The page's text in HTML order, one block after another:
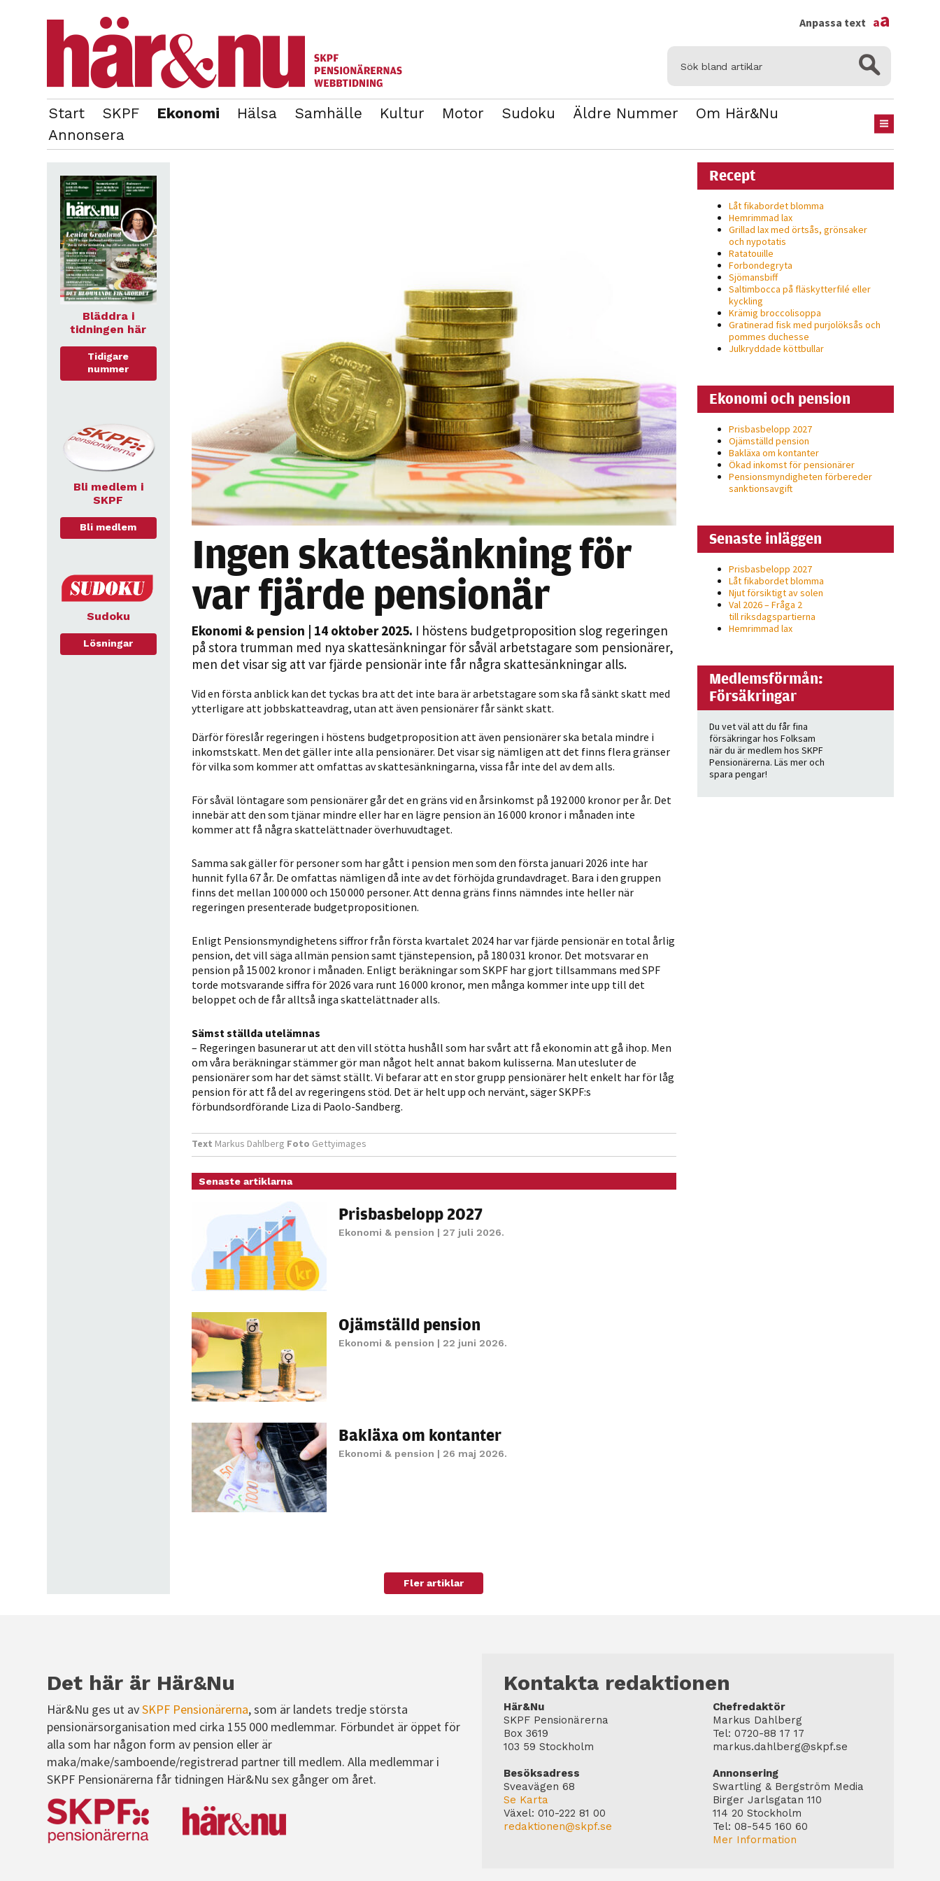
Start SKPF Ekonomi Hälsa Samhälle Kultur Motor Sudoku Äldre Nummer
Om Här&Nu
Annonsera
OM REDAKTIONEN
Anpassa text aa
Ingen skattesänkning för
var fjärde pensionär
Ekonomi & pension | 14 oktober 2025. I höstens budgetproposition slog regeringen
på stora trumman med nya skattesänkningar för såväl arbetstagare som pensionärer,
men det visar sig att var fjärde pensionär inte får några skatte­sänkningar alls.
Vid en första anblick kan det tyckas bra att det inte bara är arbetstagare som ska få sänkt skatt med
ytterligare att jobbskatte­avdrag, utan att även pensionärer får sänkt skatt.
Därför föreslår regeringen i höstens budgetproposition att även pensionärer ska betala mindre i
inkomstskatt. Men det gäller inte alla pensionärer. Det visar sig nämligen att det finns flera gränser
för vilka som kommer att omfattas av skattesänkningarna, vissa får inte del av dem alls.
För såväl löntagare som pensionärer går det en gräns vid en årsinkomst på 192 000 kronor per år. Det
innebär att den som tjänar mindre eller har en lägre pension än 16 000 kronor i månaden inte
kommer att få några skattelättnader överhuvudtaget.
Samma sak gäller för personer som har gått i pension men som den första januari 2026 inte har
hunnit fylla 67 år. De omfattas nämligen då inte av det förhöjda grundavdraget. Bara i den gruppen
finns det mellan 100 000 och 150 000 personer. Att denna gräns finns nämndes inte heller när
regeringen presenterade budgetpropositionen.
Enligt Pensionsmyndighetens siffror från första kvartalet 2024 har var fjärde pensionär en total årlig
pension, det vill säga allmän pension samt tjänstepension, på 180 031 kronor. Det motsvarar en
pension på 15 002 kronor i månaden. Enligt beräkningar som SKPF har gjort tillsammans med SPF
torde motsvarande siffra för 2026 vara runt 16 000 kronor, men många kommer inte upp till det
beloppet och de får alltså inga skattelättnader alls.
Sämst ställda utelämnas
– Regeringen basunerar ut att den vill stötta hushåll som har svårt att få ekonomin att gå ihop. Men
om våra beräkningar stämmer gör man något helt annat bakom kulisserna. Man utesluter de
pensionärer som har det sämst ställt. Vi befarar att en stor grupp pensionärer helt enkelt har för låg
pension för att få del av regeringens stöd. Det är helt upp och nervänt, säger SKPF:s
förbundsordförande Liza di Paolo-Sandberg.
Text Markus Dahlberg Foto Gettyimages
Senaste artiklarna
Prisbasbelopp 2027
Ekonomi & pension | 27 juli 2026.
Ojämställd pension
Ekonomi & pension | 22 juni 2026.
Bakläxa om kontanter
Ekonomi & pension | 26 maj 2026.
Fler artiklar
Bläddra i
tidningen här
Tidigare
nummer
Bli medlem i
SKPF
Bli medlem
Sudoku
Lösningar
Recept
Låt fikabordet blomma
Hemrimmad lax
Grillad lax med örtsås, grönsaker
och nypotatis
Ratatouille
Forbondegryta
Sjömansbiff
Saltimbocca på fläsk­ytterfilé eller
kyckling
Krämig broccolisoppa
Gratinerad fisk med purjolöksås och
pommes duchesse
Julkryddade köttbullar
Ekonomi och pension
Prisbasbelopp 2027
Ojämställd pension
Bakläxa om kontanter
Ökad inkomst för pensionärer
Pensionsmyndigheten förbereder
sanktionsavgift
Senaste inläggen
Prisbasbelopp 2027
Låt fikabordet blomma
Njut försiktigt av solen
Val 2026 – Fråga 2
till riksdagspartierna
Hemrimmad lax
Medlemsförmån:
Försäkringar
Du vet väl att du får fina
försäkringar hos Folksam
när du är medlem hos SKPF
Pensionärerna. Läs mer och
spara pengar!
Det här är Här&Nu
Här&Nu ges ut avSKPF Pensionärerna, som är landets tredje största
pensionärsorganisation med cirka 155 000 medlemmar. Förbundet är öppet för
alla som har någon form av pension eller är
maka/make/samboende/registrerad partner till medlem. Alla medlemmar i
SKPF Pensionärerna får tidningen Här&Nu sex gånger om året.
Kontakta redaktionen
Här&Nu
SKPF Pensionärerna
Box 3619
103 59 Stockholm
Besöksadress
Sveavägen 68
Se Karta
Växel: 010-222 81 00
redaktionen@skpf.se
Chefredaktör
Markus Dahlberg
Tel: 0720-88 17 17
markus.dahlberg@skpf.se
Annonsering
Swartling & Bergström Media
Birger Jarlsgatan 110
114 20 Stockholm
Tel: 08-545 160 60
Mer Information
Nödvändiga
Dessa kakor
går inte att
välja bort. De
behövs för
att hemsidan
taget ska
fungera.
Statistik
För att vi ska
förbättra
hemsidans
och
uppbyggnad,
hur hemsidan
används.
Upplevelse
För att vår
hemsida ska
möjligt under
ditt besök.
Om du nekar
funktionalitet
att försvinna
från
hemsidan.
surfar ökar du